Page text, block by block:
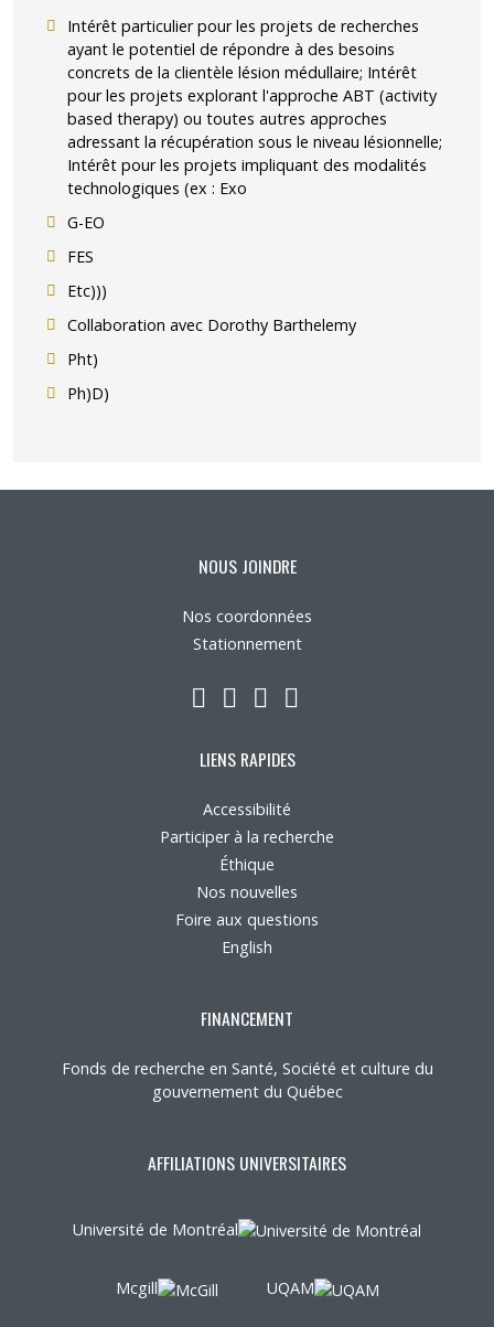
Intérêt particulier pour les projets de recherches
ayant le potentiel de répondre à des besoins
concrets de la clientèle lésion médullaire; Intérêt
pour les projets explorant l'approche ABT (activity
based therapy) ou toutes autres approches
adressant la récupération sous le niveau lésionnelle;
Intérêt pour les projets impliquant des modalités
technologiques (ex : Exo
G-EO
FES
Etc)))
Collaboration avec Dorothy Barthelemy
Pht)
Ph)D)
NOUS JOINDRE
Nos coordonnées
Stationnement
LinkedIn
YouTube
Twitter
LIENS RAPIDES
Accessibilité
Participer à la recherche
Éthique
Nos nouvelles
Foire aux questions
English
FINANCEMENT
Fonds de recherche en Santé, Société et culture du
gouvernement du Québec
AFFILIATIONS UNIVERSITAIRES
Université de Montréal
Mcgill UQAM